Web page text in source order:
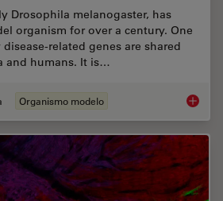
Drosophila melanogaster, has
organism for over a century. One
related genes are shared
and humans. It is…
Organismo modelo A